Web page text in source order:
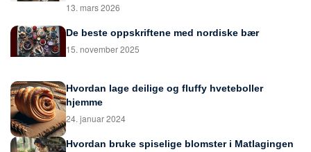
13. mars 2026
De beste oppskriftene med nordiske bær
15. november 2025
Hvordan lage deilige og fluffy hveteboller
hjemme
24. januar 2024
Hvordan bruke spiselige blomster i Matlagingen